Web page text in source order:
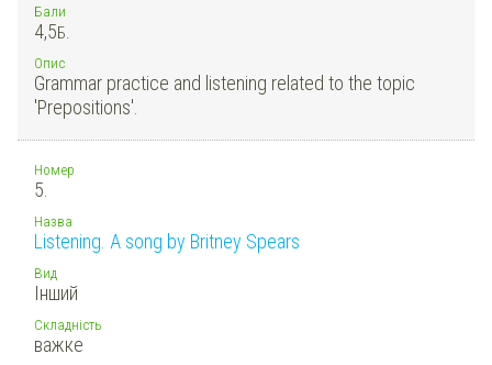
Бали
4,5Б.
Опис
Grammar practice and listening related to the topic
'Prepositions'.
Номер
5.
Назва
Listening. A song by Britney Spears
Вид
Інший
Складність
важке